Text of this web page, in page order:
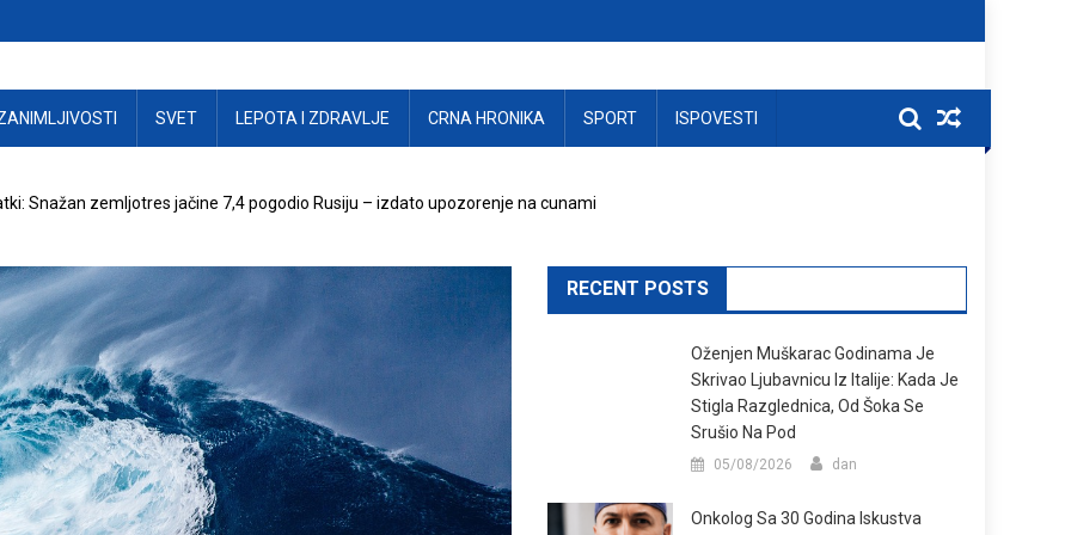
SVET LEPOTA I ZDRAVLJE CRNA HRONIKA SPORT ISPOVESTI
Snažan zemljotres jačine 7,4 pogodio Rusiju – izdato upozorenje na cunami
RECENT POSTS
Oženjen Muškarac Godinama Je
Skrivao Ljubavnicu Iz Italije: Kada Je
Stigla Razglednica, Od Šoka Se
Srušio Na Pod
05/08/2026 dan
Onkolog Sa 30 Godina Iskustva